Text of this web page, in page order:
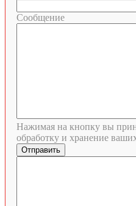
Сообщение
Нажимая на кнопку вы
обработку и хранение